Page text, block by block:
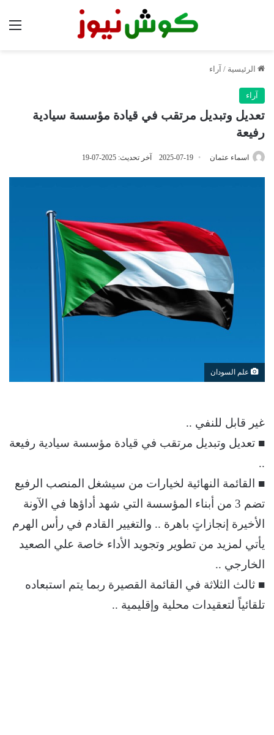
الرئيسية / آراء
آراء
تعديل وتبديل مرتقب في قيادة مؤسسة سيادية
رفيعة
اسماء عثمان 2025-07-19 آخر تحديث: 2025-07-19
علم السودان
غير قابل للنفي ..
■ تعديل وتبديل مرتقب في قيادة مؤسسة سيادية رفيعة
..
■ القائمة النهائية لخيارات من سيشغل المنصب الرفيع
تضم 3 من أبناء المؤسسة التي شهد أداؤها في الآونة
الأخيرة إنجازاتٍ باهرة .. والتغيير القادم في رأس الهرم
يأتي لمزيد من تطوير وتجويد الأداء خاصة علي الصعيد
الخارجي ..
■ ثالث الثلاثة في القائمة القصيرة ربما يتم استبعاده
تلقائياً لتعقيدات محلية وإقليمية ..